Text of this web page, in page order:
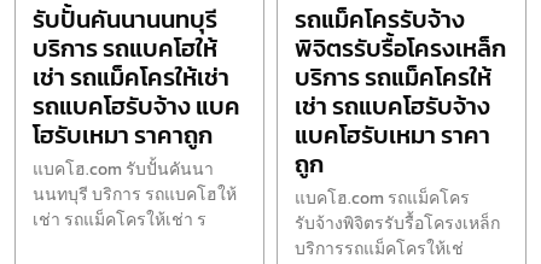
รับปั้นคันนานนทบุรี
บริการ รถแบคโฮให้
เช่า รถแม็คโครให้เช่า
รถแบคโฮรับจ้าง แบค
โฮรับเหมา ราคาถูก
แบคโฮ.com รับปั้นคันนา
นนทบุรี บริการ รถแบคโฮให้
เช่า รถแม็คโครให้เช่า ร
รถแม็คโครรับจ้าง
พิจิตรรับรื้อโครงเหล็ก
บริการ รถแม็คโครให้
เช่า รถแบคโฮรับจ้าง
แบคโฮรับเหมา ราคา
ถูก
แบคโฮ.com รถแม็คโคร
รับจ้างพิจิตรรับรื้อโครงเหล็ก
บริการรถแม็คโครให้เช่